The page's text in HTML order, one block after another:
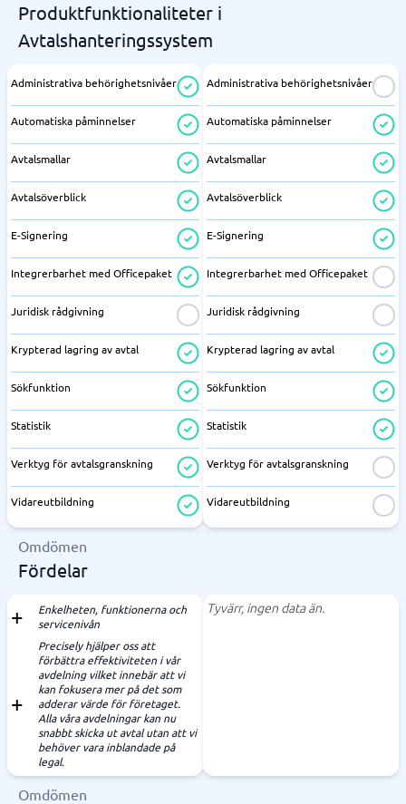
Produktfunktionaliteter i
Avtalshanteringssystem
Administrativa behörighetsnivåer
Automatiska påminnelser
Avtalsmallar
Avtalsöverblick
E-Signering
Integrerbarhet med Officepaket
Juridisk rådgivning
Krypterad lagring av avtal
Sökfunktion
Statistik
Verktyg för avtalsgranskning
Vidareutbildning
Administrativa behörighetsnivåer
Automatiska påminnelser
Avtalsmallar
Avtalsöverblick
E-Signering
Integrerbarhet med Officepaket
Juridisk rådgivning
Krypterad lagring av avtal
Sökfunktion
Statistik
Verktyg för avtalsgranskning
Vidareutbildning
Omdömen
Fördelar
Enkelheten, funktionerna och
servicenivån
Precisely hjälper oss att
förbättra effektiviteten i vår
avdelning vilket innebär att vi
kan fokusera mer på det som
adderar värde för företaget.
Alla våra avdelningar kan nu
snabbt skicka ut avtal utan att vi
behöver vara inblandade på
legal.
Tyvärr, ingen data än.
Omdömen